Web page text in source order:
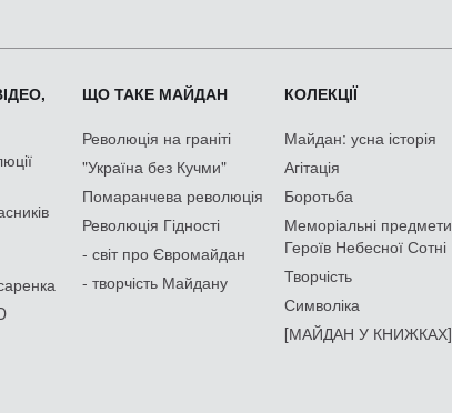
ЩО ТАКЕ МАЙДАН
Революція на граніті
"Україна без Кучми"
Помаранчева революція
Революція Гідності
- світ про Євромайдан
- творчість Майдану
КОЛЕКЦІЇ
Майдан: усна історія
Агітація
Боротьба
Меморіальні предмети
Героїв Небесної Сотні
Творчість
Символіка
[МАЙДАН У КНИЖКАХ]